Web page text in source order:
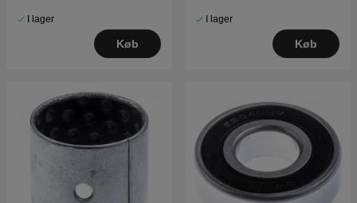
I lager
Køb
I lager
Køb